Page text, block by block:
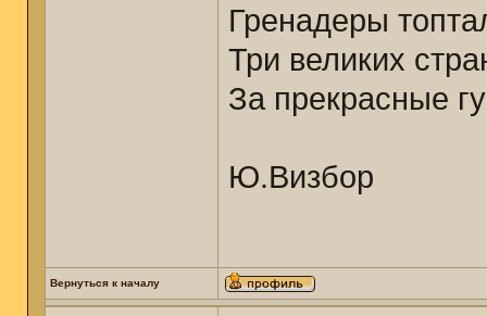
Гренадеры
Три великих
За прекрасные
Ю.Визбор
Вернуться к началу